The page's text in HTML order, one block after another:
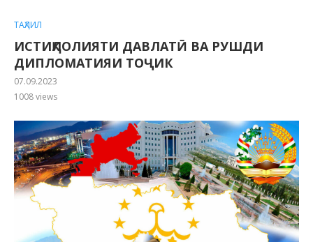
ТАҲЛИЛ
ИСТИҚЛОЛИЯТИ ДАВЛАТӢ ВА РУШДИ
ДИПЛОМАТИЯИ ТОҶИК
07.09.2023
1008views